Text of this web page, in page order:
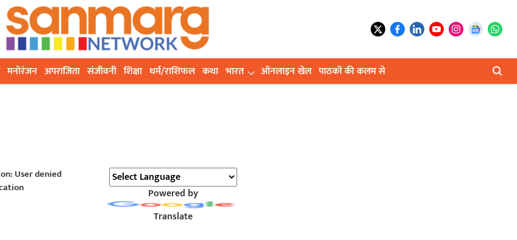
मनोरंजन अपराजिता संजीवनी शिक्षा धर्म/राशिफल कथा भारत ऑनलाइन खेल पाठकों की कलम से
User denied
Powered by
Translate